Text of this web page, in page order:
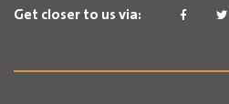
Get closer to us via: